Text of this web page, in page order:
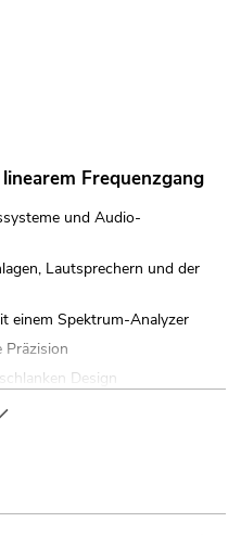
Frequenzgang
und Audio-
Lautsprechern und der
einem Spektrum-Analyzer
Präzision
Design